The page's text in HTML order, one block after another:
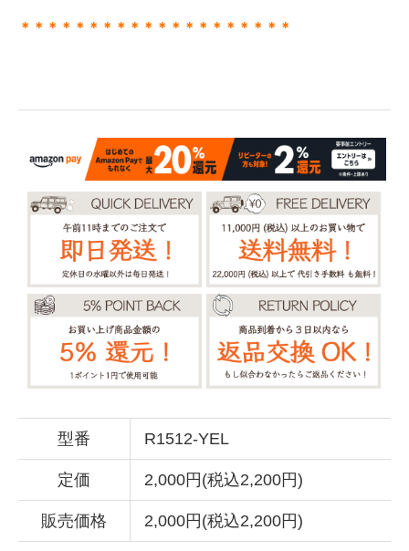
＊＊＊＊＊＊＊＊＊＊＊＊＊＊＊＊＊＊＊＊
型番 R1512-YEL
定価 2,000円(税込2,200円)
販売価格 2,000円(税込2,200円)